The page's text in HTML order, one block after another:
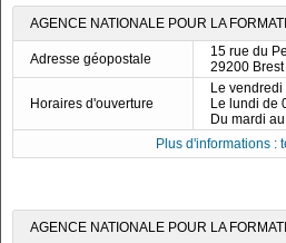
AGENCE NATIONALE POUR LA
Adresse géopostale
15 rue du
29200 Brest
Horaires d'ouverture
Le
Le lundi de
Du mardi
Plus d'informations :
AGENCE NATIONALE POUR LA